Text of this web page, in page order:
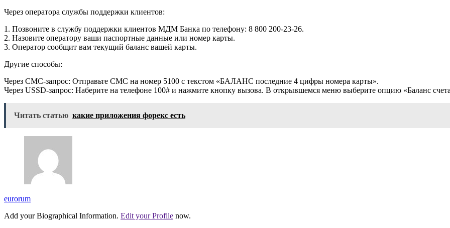
Через оператора службы поддержки клиентов:
1. Позвоните в службу поддержки клиентов МДМ Банка по телефону: 8 800 200-23-26.
2. Назовите оператору ваши паспортные данные или номер карты.
3. Оператор сообщит вам текущий баланс вашей карты.
Другие способы:
Через СМС-запрос: Отправьте СМС на номер 5100 с текстом «БАЛАНС последние 4 цифры номера карты».
Через USSD-запрос: Наберите на телефоне 100# и нажмите кнопку вызова. В открывшемся меню выберите опцию «Баланс
Читать статью какие приложения форекс есть
eurorum
Add your Biographical Information. Edit your Profile now.